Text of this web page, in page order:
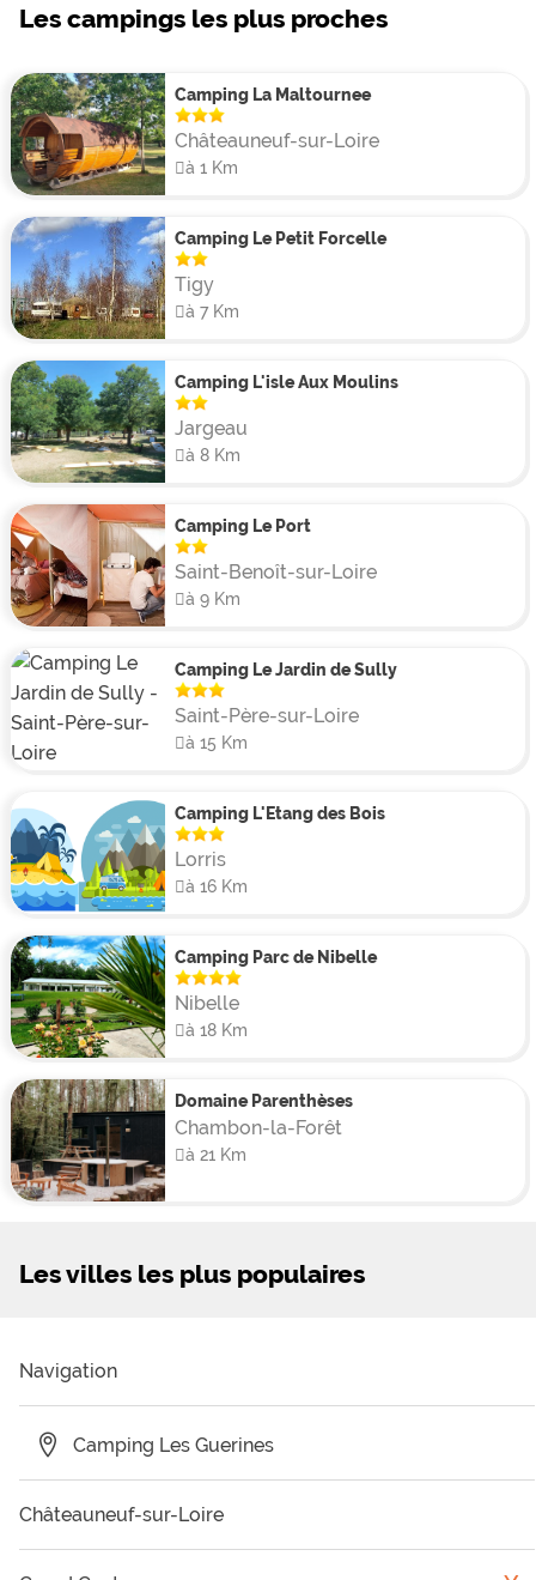
Les campings les plus proches
Camping La Maltournee
Châteauneuf-sur-Loire
à 1 Km
Camping Le Petit Forcelle
Tigy
à 7 Km
Camping L'isle Aux Moulins
Jargeau
à 8 Km
Camping Le Port
Saint-Benoît-sur-Loire
à 9 Km
Camping Le Jardin de Sully
Saint-Père-sur-Loire
à 15 Km
Camping L'Etang des Bois
Lorris
à 16 Km
Camping Parc de Nibelle
Nibelle
à 18 Km
Domaine Parenthèses
Chambon-la-Forêt
à 21 Km
Les villes les plus populaires
Navigation
Camping Les Guerines
Châteauneuf-sur-Loire